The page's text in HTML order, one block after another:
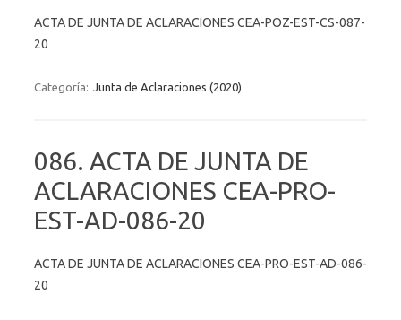
ACTA DE JUNTA DE ACLARACIONES CEA-POZ-EST-CS-087-
20
Categoría: Junta de Aclaraciones (2020)
086. ACTA DE JUNTA DE
ACLARACIONES CEA-PRO-
EST-AD-086-20
ACTA DE JUNTA DE ACLARACIONES CEA-PRO-EST-AD-086-
20